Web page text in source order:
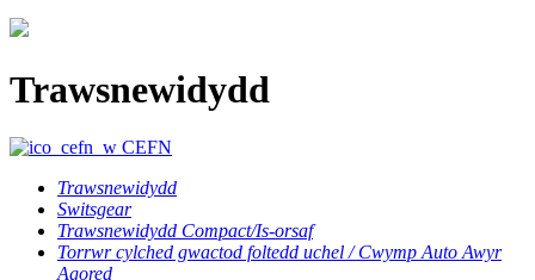
Trawsnewidydd
CEFN
Trawsnewidydd
Switsgear
Trawsnewidydd Compact/Is-orsaf
Torrwr cylched gwactod foltedd uchel / Cwymp Auto Awyr
Agored